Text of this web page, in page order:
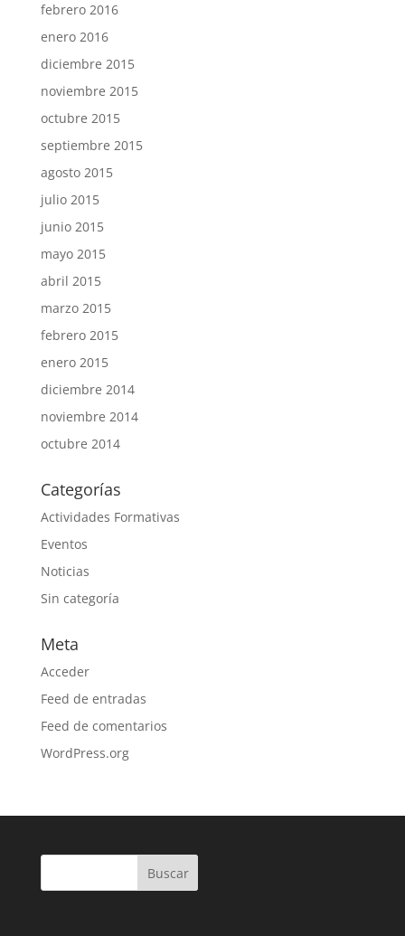
febrero 2016
enero 2016
diciembre 2015
noviembre 2015
octubre 2015
septiembre 2015
agosto 2015
julio 2015
junio 2015
mayo 2015
abril 2015
marzo 2015
febrero 2015
enero 2015
diciembre 2014
noviembre 2014
octubre 2014
Categorías
Actividades Formativas
Eventos
Noticias
Sin categoría
Meta
Acceder
Feed de entradas
Feed de comentarios
WordPress.org